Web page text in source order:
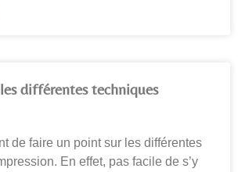
différentes techniques
de faire un point sur les différentes
En effet, pas facile de s’y